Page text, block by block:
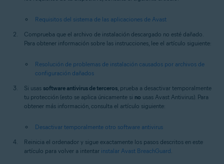
Requisitos del sistema de las aplicaciones de Avast
Comprueba que el archivo de instalación descargado no esté dañado.
Para obtener información sobre las instrucciones, lee el artículo siguiente:
Resolución de problemas de instalación causados por archivos de
configuración dañados
Si usas software antivirus de terceros , prueba a desactivar temporalmente
tu protección (esto se aplica únicamente si no usas Avast Antivirus). Para
obtener más información, consulta el artículo siguiente:
Desactivar temporalmente otro software antivirus
Reinicia el ordenador y sigue exactamente los pasos descritos en este
artículo para volver a intentar instalar Avast BreachGuard